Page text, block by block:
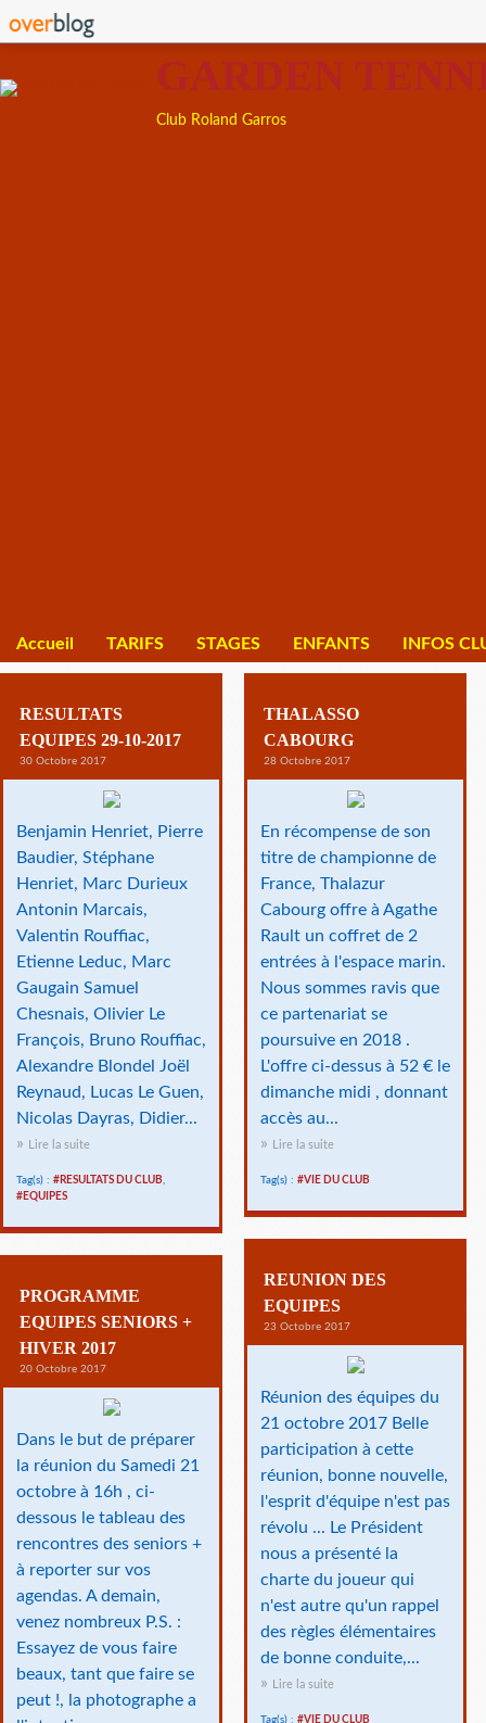
GARDEN
Club Roland Garros
Accueil TARIFS STAGES ENFANTS INFOS
RESULTATS
EQUIPES 29-10-2017
30 Octobre 2017
Benjamin Henriet, Pierre
Baudier, Stéphane
Henriet, Marc Durieux
Antonin Marcais,
Valentin Rouffiac,
Etienne Leduc, Marc
Gaugain Samuel
Chesnais, Olivier Le
François, Bruno Rouffiac,
Alexandre Blondel Joël
Reynaud, Lucas Le Guen,
Nicolas Dayras, Didier...
Lire la suite
Tag(s) : #RESULTATS DU CLUB,
#EQUIPES
THALASSO
CABOURG
28 Octobre 2017
En récompense de son
titre de championne de
France, Thalazur
Cabourg offre à Agathe
Rault un coffret de 2
entrées à l'espace marin.
Nous sommes ravis que
ce partenariat se
poursuive en 2018 .
L'offre ci-dessus à 52 € le
dimanche midi , donnant
accès au...
Lire la suite
Tag(s) : #VIE DU CLUB
REUNION DES
EQUIPES
23 Octobre 2017
Réunion des équipes du
21 octobre 2017 Belle
participation à cette
réunion, bonne nouvelle,
l'esprit d'équipe n'est pas
révolu ... Le Président
nous a présenté la
charte du joueur qui
n'est autre qu'un rappel
des règles élémentaires
de bonne conduite,...
Lire la suite
Tag(s) : #VIE DU CLUB
PROGRAMME
EQUIPES SENIORS +
HIVER 2017
20 Octobre 2017
Dans le but de préparer
la réunion du Samedi 21
octobre à 16h , ci-
dessous le tableau des
rencontres des seniors +
à reporter sur vos
agendas. A demain,
venez nombreux P.S. :
Essayez de vous faire
beaux, tant que faire se
peut !, la photographe a